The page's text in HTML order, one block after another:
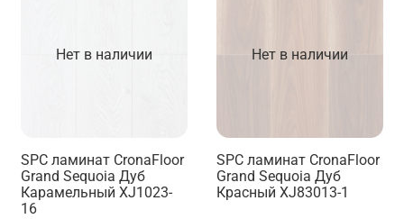
Нет в наличии
SPC ламинат CronaFloor
Grand Sequoia Дуб
Карамельный XJ1023-
16
Нет в наличии
SPC ламинат CronaFloor
Grand Sequoia Дуб
Красный XJ83013-1